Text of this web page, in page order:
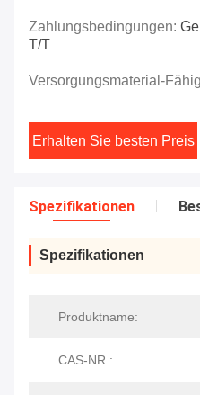
Zahlungsbedingungen:
T/T
Versorgungsmaterial-
Erhalten Sie besten Preis
Spezifikationen
Spezifikationen
Produktname:
CAS-NR.: